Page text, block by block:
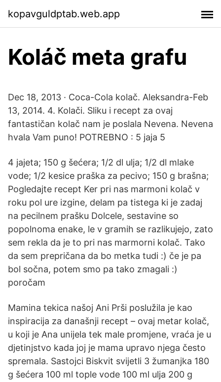
kopavguldptab.web.app
Koláč meta grafu
Dec 18, 2013 · Coca-Cola kolač. Aleksandra-Feb
13, 2014. 4. Kolači. Sliku i recept za ovaj
fantastičan kolač nam je poslala Nevena. Nevena
hvala Vam puno! POTREBNO : 5 jaja 5
4 jajeta; 150 g šećera; 1/2 dl ulja; 1/2 dl mlake
vode; 1/2 kesice praška za pecivo; 150 g brašna;
Pogledajte recept Ker pri nas marmoni kolač v
roku pol ure izgine, delam pa tistega ki je zadaj
na pecilnem prašku Dolcele, sestavine so
popolnoma enake, le v gramih se razlikujejo, zato
sem rekla da je to pri nas marmorni kolač. Tako
da sem prepričana da bo metka tudi :) če je pa
bol sočna, potem smo pa tako zmagali :)
poročam
Mamina tekica našoj Ani Prši poslužila je kao
inspiracija za današnji recept – ovaj metar kolač,
u koji je Ana unijela tek male promjene, vraća je u
djetinjstvo kada joj je mama upravo njega često
spremala. Sastojci Biskvit svijetli 3 žumanjka 180
g šećera 100 ml tople vode 100 ml ulja 200 g